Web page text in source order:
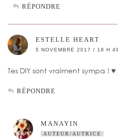
RÉPONDRE
ESTELLE HEART
5 NOVEMBRE 2017 / 18 H
Tes DIY sont vraiment sympa ! ♥️
RÉPONDRE
MANAYIN
AUTEUR/AUTRICE